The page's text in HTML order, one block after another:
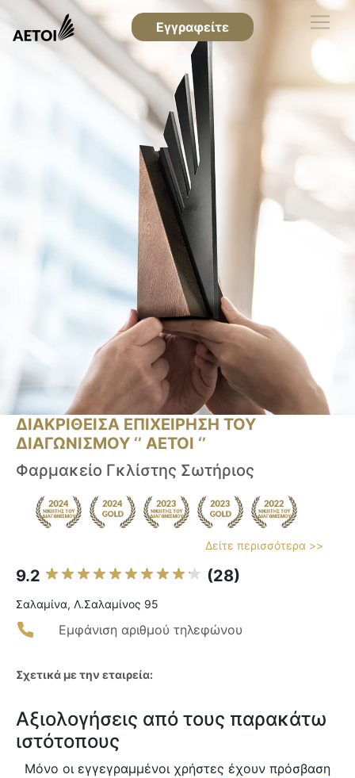
Εγγραφείτε
ΔΙΑΚΡΙΘΕΙΣΑ ΕΠΙΧΕΙΡΗΣΗ ΤΟΥ
ΔΙΑΓΩΝΙΣΜΟΥ ‘’ ΑΕΤΟΙ ‘’
Φαρμακείο Γκλίστης Σωτήριος
Δείτε περισσότερα >>
9.2 (28)
Σαλαμίνα, Λ.Σαλαμίνος 95
Εμφάνιση αριθμού τηλεφώνου
Σχετικά με την εταιρεία:
Αξιολογήσεις από τους παρακάτω
ιστότοπους
Μόνο οι εγγεγραμμένοι χρήστες έχουν πρόσβαση